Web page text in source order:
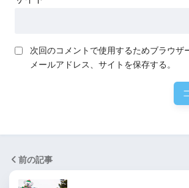
次回のコメントで使用するためブラウザ
メールアドレス、サイトを保存する。
前の記事